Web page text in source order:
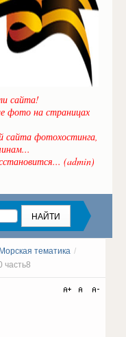
сайта!
фото на страницах
сайта фотохостинга,
(admin)
Морская тематика /
часть8